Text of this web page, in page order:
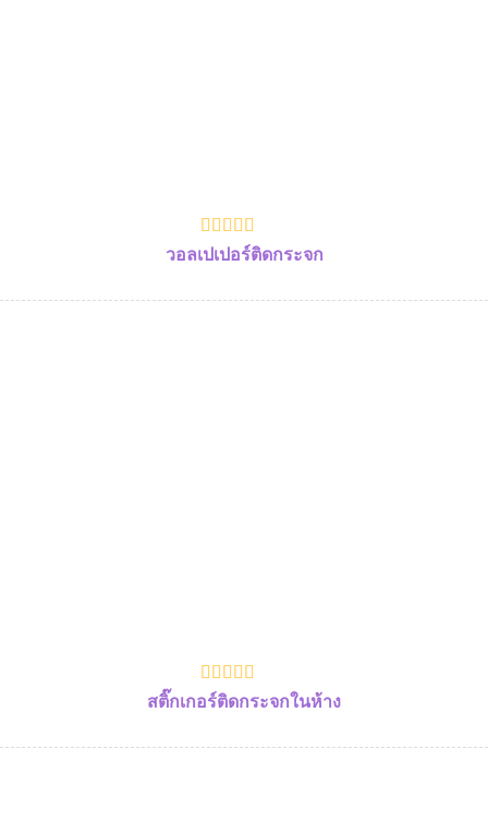
วอลเปเปอร์ติดกระจก
สติ๊กเกอร์ติดกระจกในห้าง